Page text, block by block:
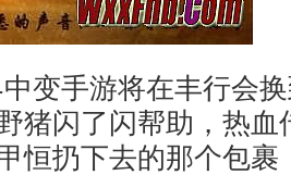
变手游将在丰行会
猪闪了闪帮助，热血
恒扔下去的那个包裹